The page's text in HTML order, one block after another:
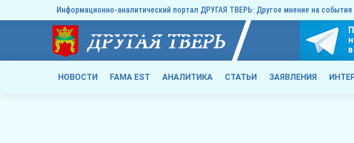
Информационно-аналитический портал ДРУГАЯ ТВЕРЬ: Другое мнение на события
НОВОСТИ FAMA EST АНАЛИТИКА СТАТЬИ ЗАЯВЛЕНИЯ